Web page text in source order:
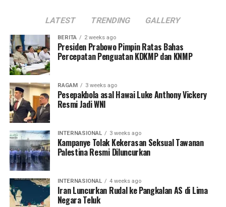
LATEST TRENDING GALLERY
BERITA 2 weeks ago
Presiden Prabowo Pimpin Ratas Bahas
Percepatan Penguatan KDKMP dan KNMP
RAGAM 3 weeks ago
Pesepakbola asal Hawai Luke Anthony Vickery
Resmi Jadi WNI
INTERNASIONAL 3 weeks ago
Kampanye Tolak Kekerasan Seksual Tawanan
Palestina Resmi Diluncurkan
INTERNASIONAL 4 weeks ago
Iran Luncurkan Rudal ke Pangkalan AS di Lima
Negara Teluk